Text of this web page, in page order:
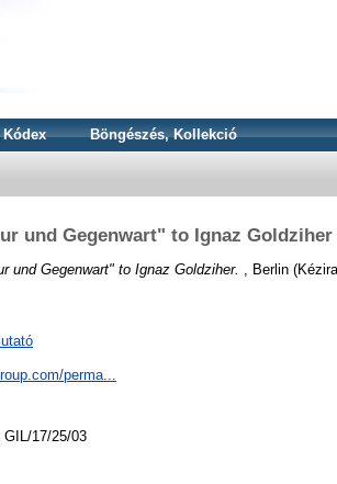
Böngészés, Kollekció
und Gegenwart" to Ignaz Goldziher
und Gegenwart" to Ignaz Goldziher. , Berlin
perma...
17/25/03